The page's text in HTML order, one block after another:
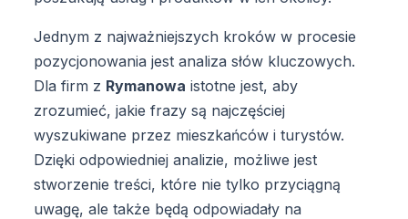
Jednym z najważniejszych kroków w procesie
pozycjonowania jest analiza słów kluczowych.
Dla firm z Rymanowa istotne jest, aby
zrozumieć, jakie frazy są najczęściej
wyszukiwane przez mieszkańców i turystów.
Dzięki odpowiedniej analizie, możliwe jest
stworzenie treści, które nie tylko przyciągną
uwagę, ale także będą odpowiadały na